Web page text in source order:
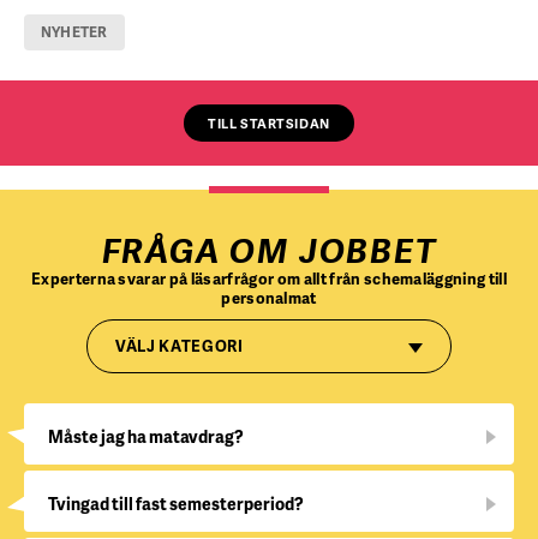
NYHETER
TILL STARTSIDAN
FRÅGA OM JOBBET
Experterna svarar på läsarfrågor om allt från schemaläggning till
personalmat
VÄLJ KATEGORI
Måste jag ha matavdrag?
Tvingad till fast semesterperiod?